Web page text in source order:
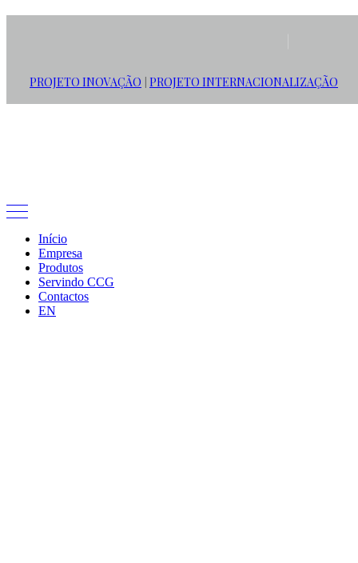
PROJETO INOVAÇÃO PROJETO INTERNACIONALIZAÇÃO
Início
Empresa
Produtos
Servindo CCG
Contactos
EN
Ver Todos
Mesa